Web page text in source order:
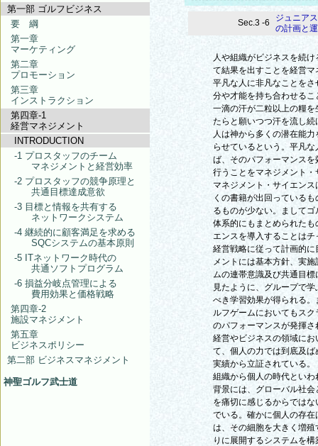
第一部 ゴルフビジネス
要 綱
第一章
マーケティング
第二章
プロモーション
第三章
インストラクション
第四章-1
経営マネジメント
INTRODUCTION
-1 プロスタッフのチーム
マネジメントと経営効率
-2 プロスタッフの競争原理と
共通目標達成意欲
-3 目標と情報を共有する
ネットワークシステム
-4 継続的に顧客満足を求める
SQCシステムの基本原則
-5 ITネットワーク時代の
共通ソフトプログラム
-6 損益分岐点管理による
費用効果と価格戦略
第四章-2
施設マネジメント
第五章
ビジネスポリシー
第二部 ビジネスマネジメント
神聖ゴルフ武士道
Sec.3 -6
ジュニア
の計画と
人や組織がビジネスを続
て結果を出すことを経営
平凡な人に非凡なことを
分や才能を持ち合わせる
一滴の汗が二粒以上の糧
たらと願いつつ汗を流し続
人は神から多くの潜在能
らせているという。平凡
ば、そのパフォーマンス
行うことをマネジメント
マネジメント・サイエン
くの書籍が出回っている
るものが少ない。まして
体系的にもまとめられた
エンスを導入することは
経営戦略に従って計画的
メントには基本方針、実
ムの連帯意識及び共通目
見たように、グループで
べき学習効果が得られる
ルフゲームにおいてもス
のパフォーマンスが発揮
経営やビジネスの領域に
て、個人の力では到底及
実績から立証されている。
組織から個人の時代とい
背景には、グローバル社
を痛切に感じるからでは
でいる。確かに個人の存
は、その細胞を大きく増
りに展開するシステムを